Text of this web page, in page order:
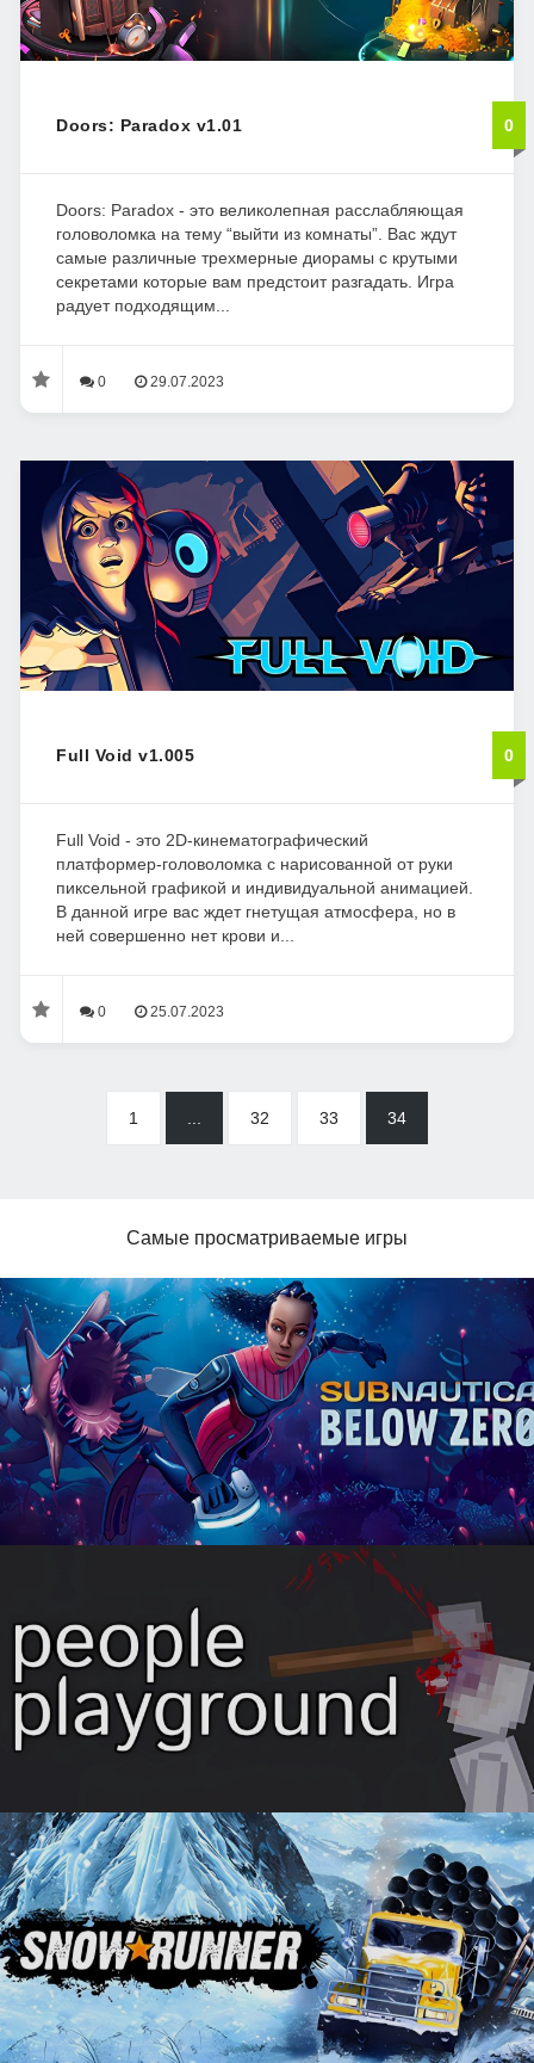
Doors: Paradox v1.01 0
Doors: Paradox - это великолепная расслабляющая
головоломка на тему “выйти из комнаты”. Вас ждут
самые различные трехмерные диорамы с крутыми
секретами которые вам предстоит разгадать. Игра
радует подходящим...
0 29.07.2023
Full Void v1.005 0
Full Void - это 2D-кинематографический
платформер-головоломка с нарисованной от руки
пиксельной графикой и индивидуальной анимацией.
В данной игре вас ждет гнетущая атмосфера, но в
ней совершенно нет крови и...
0 25.07.2023
1 32 33 34
Самые просматриваемые игры